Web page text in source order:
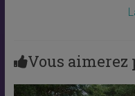
Vous aimerez